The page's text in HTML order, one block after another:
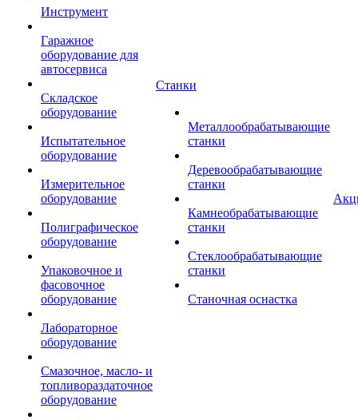
Инструмент
Гаражное
оборудование для
автосервиса
Складское
оборудование
Испытательное
оборудование
Измерительное
оборудование
Полиграфическое
оборудование
Упаковочное и
фасовочное
оборудование
Лабораторное
оборудование
Смазочное, масло- и
топливораздаточное
оборудование
Станки
Металлообрабатывающие
станки
Деревообрабатывающие
станки
Камнеобрабатывающие
станки
Стеклообрабатывающие
станки
Станочная оснастка